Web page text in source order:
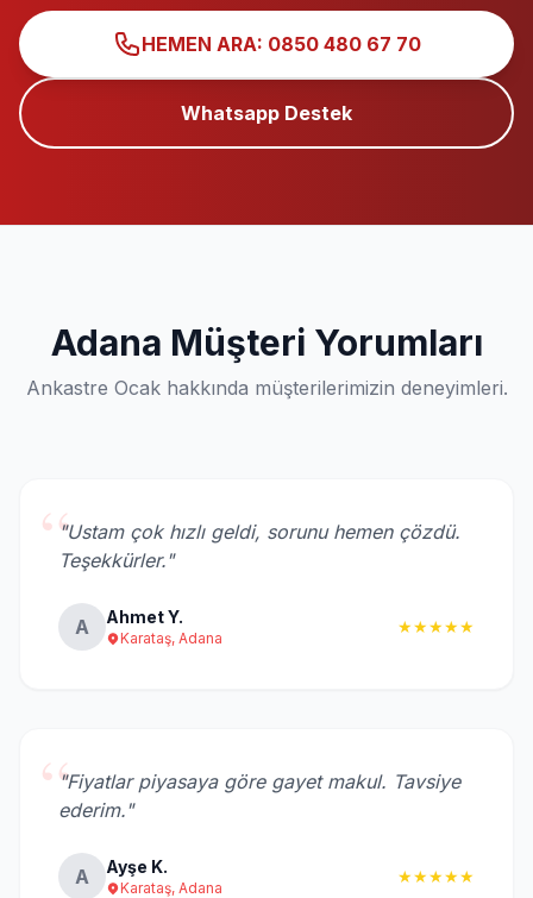
HEMEN ARA: 0850 480 67 70
Whatsapp Destek
Adana Müşteri Yorumları
Ankastre Ocak hakkında müşterilerimizin deneyimleri.
“"Ustam çok hızlı geldi, sorunu hemen çözdü.
Teşekkürler."
A Ahmet Y.
Karataş, Adana
★★★★★
“"Fiyatlar piyasaya göre gayet makul. Tavsiye
ederim."
A Ayşe K.
Karataş, Adana
★★★★★